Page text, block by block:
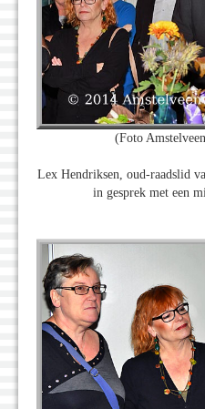
(Foto
Lex Hendriksen, oud-raadslid
in gesprek met een